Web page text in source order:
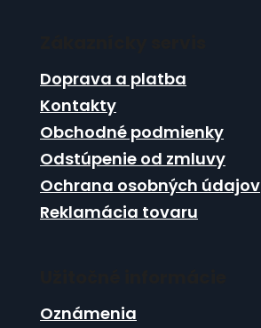
Doprava a platba
Kontakty
Obchodné podmienky
Odstúpenie od zmluvy
Ochrana osobných údajov
Reklamácia tovaru
Oznámenia